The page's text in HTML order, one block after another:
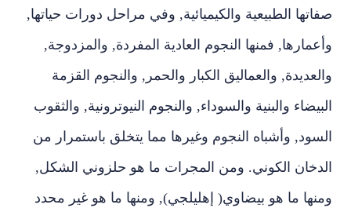
صفاتها الطبيعية والكيميائية‏,‏ وفي مراحل دورات حياتها‏,‏
وأعمارها‏,‏ فمنها النجوم العادية المفردة‏,‏ والمزدوجة‏,‏
والعديدة‏,‏ والعماليق الكبار والحمر‏,‏ والنجوم القزمة
البيضاء والبنية والسوداء‏,‏ والنجوم النيوترونية‏,‏ والثقوب
السود‏,‏ وأشباه النجوم وغيرها مما يتخلق باستمرار من
الدخان الكوني‏.‏ ومن المجرات ما هو حلزوني الشكل‏,‏
ومنها ما هو بيضاوي‏(‏ إهليلجي‏),‏ ومنها ما هو غير محدد